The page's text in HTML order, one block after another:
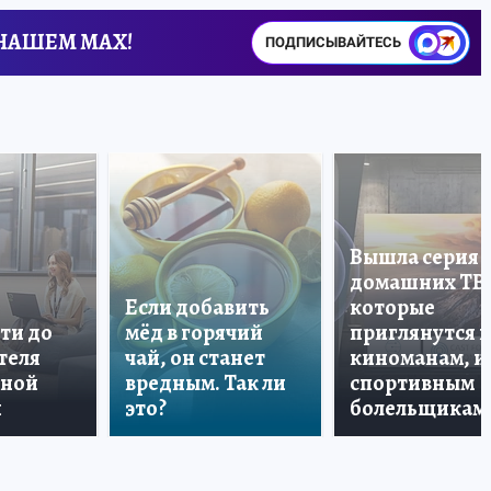
MAX! ПОДПИСЫВАЙТЕСЬ
до
Если добавить
мёд в горячий
чай, он станет
вредным. Так ли
это?
Вышла серия
домашних ТВ,
которые
приглянутся и
киноманам, и
спортивным
болельщикам